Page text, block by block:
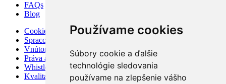
Používame cookies
Súbory cookie a ďalšie
technológie sledovania
používame na zlepšenie vášho
FAQs
Blog
Cookies
Spracovanie osobných údajov
Vnútorný poriadok PTC
Práva a povinnosti pacienta
Whistleblowing – ochrana oznamovateľov
Kvalita a bezpečnosť